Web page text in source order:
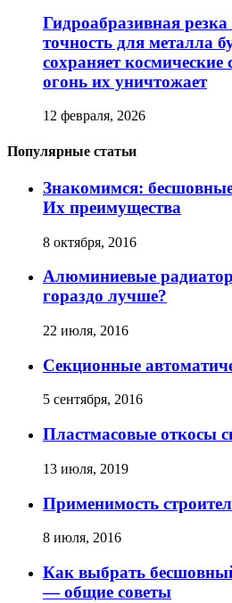
Гидроабразивная
точность для металла
сохраняет космические
огонь их уничтожает
12 февраля, 2026
Популярные статьи
Знакомимся:
Их преимущества
8 октября, 2016
Алюминиевые
гораздо лучше?
22 июля, 2016
Секционные
5 сентября, 2016
Пластмасовые откосы
13 июля, 2019
Применимость
8 июля, 2016
Как выбрать
— общие советы